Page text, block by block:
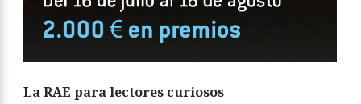
La RAE para lectores curiosos